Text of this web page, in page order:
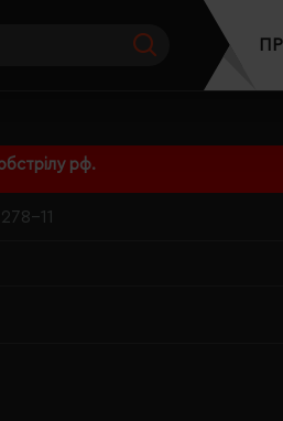
рф.
11